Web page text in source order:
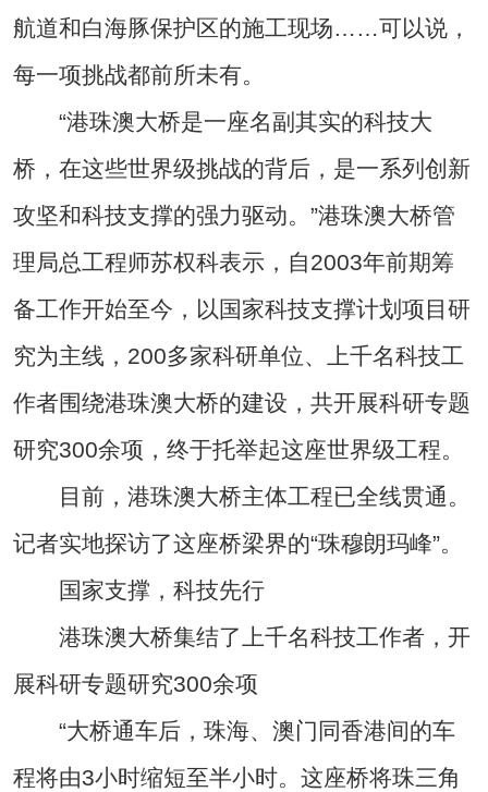
航道和白海豚保护区的施工现场……可以说，
每一项挑战都前所未有。
“港珠澳大桥是一座名副其实的科技大
桥，在这些世界级挑战的背后，是一系列创新
攻坚和科技支撑的强力驱动。”港珠澳大桥管
理局总工程师苏权科表示，自2003年前期筹
备工作开始至今，以国家科技支撑计划项目研
究为主线，200多家科研单位、上千名科技工
作者围绕港珠澳大桥的建设，共开展科研专题
研究300余项，终于托举起这座世界级工程。
目前，港珠澳大桥主体工程已全线贯通。
记者实地探访了这座桥梁界的“珠穆朗玛峰”。
国家支撑，科技先行
港珠澳大桥集结了上千名科技工作者，开
展科研专题研究300余项
“大桥通车后，珠海、澳门同香港间的车
程将由3小时缩短至半小时。这座桥将珠三角